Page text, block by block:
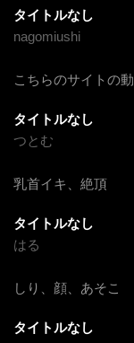
タイトルなし
nagomiushi
こちらのサイトの
タイトルなし
つとむ
乳首イキ、絶頂
タイトルなし
はる
しり、顔、あそこ
タイトルなし